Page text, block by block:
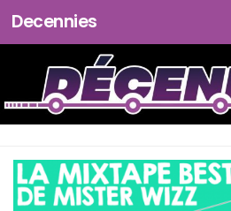
Skip to content
Decennies